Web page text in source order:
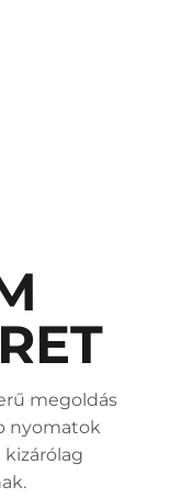
megoldás
nyomatok